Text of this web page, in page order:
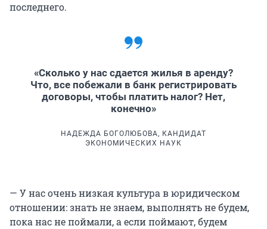
последнего.
«Сколько у нас сдается жилья в аренду?
Что, все побежали в банк регистрировать
договоры, чтобы платить налог? Нет,
конечно»
НАДЕЖДА БОГОЛЮБОВА, КАНДИДАТ
ЭКОНОМИЧЕСКИХ НАУК
— У нас очень низкая культура в юридическом
отношении: знать не знаем, выполнять не будем,
пока нас не поймали, а если поймают, будем